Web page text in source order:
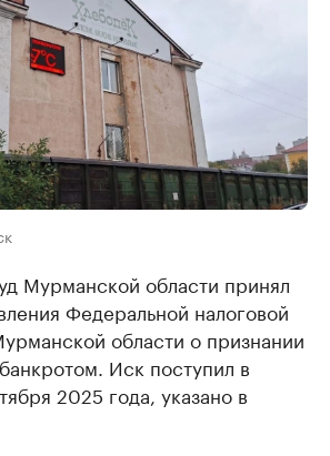
Мурманской области принял
Федеральной налоговой
области о признании
Иск поступил в
2025 года, указано в